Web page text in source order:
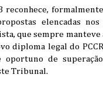
reconhece,
elencadas
que sempre
diploma legal do
oportuno de
Tribunal.